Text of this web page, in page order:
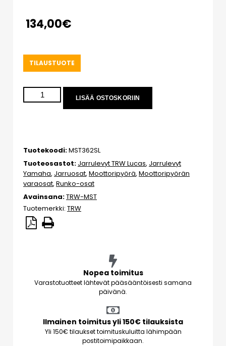
134,00€
TILAUSTUOTE
LISÄÄ OSTOSKORIIN
Tuotekoodi:MST362SL
Tuoteosastot: Jarrulevyt TRW Lucas, Jarrulevyt
Yamaha, Jarruosat, Moottoripyörä, Moottoripyörän
varaosat, Runko-osat
Avainsana:TRW-MST
Tuotemerkki: TRW
Nopea toimitus
Varastotuotteet lähtevät pääsääntöisesti samana
päivänä.
Ilmainen toimitus yli 150€ tilauksista
Yli 150€ tilaukset toimituskuluitta lähimpään
postitoimipaikkaan.